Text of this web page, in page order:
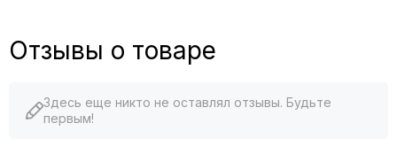
Отзывы о товаре
Здесь еще никто не оставлял отзывы. Будьте
первым!